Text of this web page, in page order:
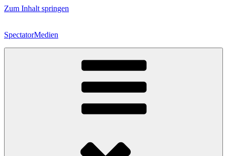
Zum Inhalt springen
SpectatorMedien